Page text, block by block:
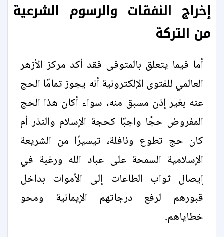
إخراج النفقات والرسوم الشرعية
من التركة
أما فيما يتعلق بالمتوفى فقد أكد مركز الأزهر
العالمي للفتوى الإلكترونية أنه يجوز تمامًا الحج
عنه بغير إذن مسبق منه، سواء أكان هذا الحج
المفروض حجًا واجبًا كحجة الإسلام والنذر أم
كان حج تطوع ونافلة، تيسيرًا من الشريعة
الإسلامية السمحة على عباد الله ورغبة في
إيصال ثواب الطاعات إلى الأموات بداخل
قبورهم لرفع درجاتهم الإيمانية ومحو
خطاياهم.